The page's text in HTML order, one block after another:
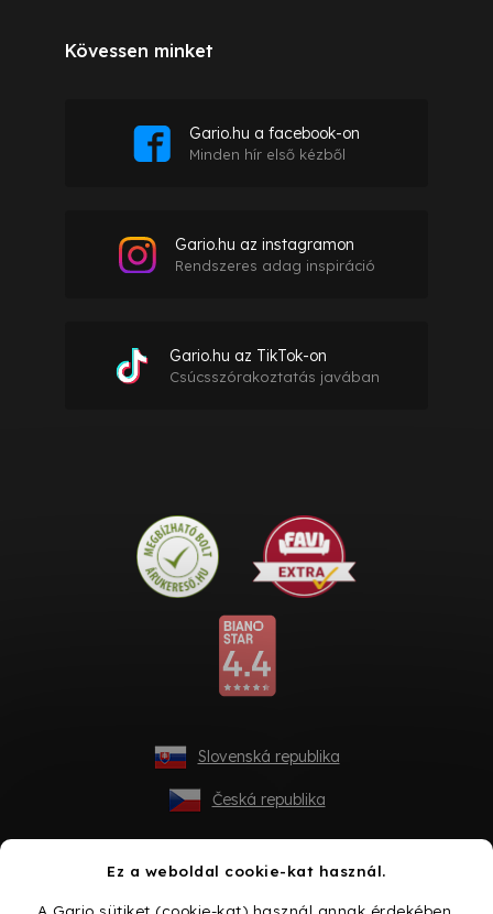
Ez a weboldal cookie-kat használ.
A Gario sütiket (cookie-kat) használ annak érdekében,
Kövessen minket
Gario.hu a facebook-on
Minden hír első kézből
Gario.hu az instagramon
Rendszeres adag inspiráció
Gario.hu az TikTok-on
Csúcsszórakoztatás javában
Slovenská republika
Česká republika